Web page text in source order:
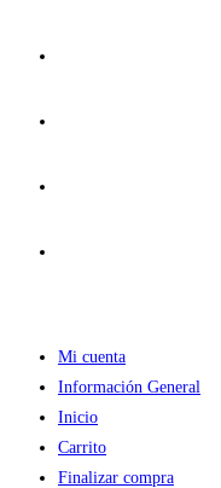
Mi cuenta
Información General
Inicio
Carrito
Finalizar compra